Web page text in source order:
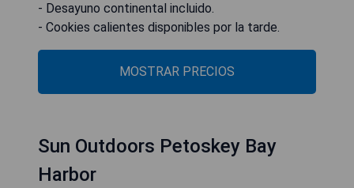
- Desayuno continental incluido.
- Cookies calientes disponibles por la tarde.
MOSTRAR PRECIOS
Sun Outdoors Petoskey Bay
Harbor